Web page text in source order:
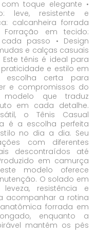
toque elegante •
leve, resistente e
calcanheira forrada
em tecido:
passo • Design
e calças casuais
tênis é ideal para
e estilo em
certa para
e compromissos do
que traduz
em cada detalhe.
o Tênis Casual
é a escolha perfeita
no dia a dia. Seu
com diferentes
descontraídos até
em camurça
modelo oferece
O solado em
resistência e
acompanhar a rotina
forrada em
enquanto a
mantém os pés